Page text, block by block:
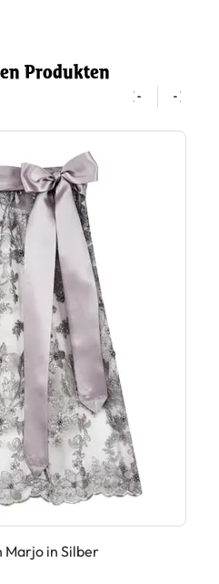
Produkten
Marjo in Silber